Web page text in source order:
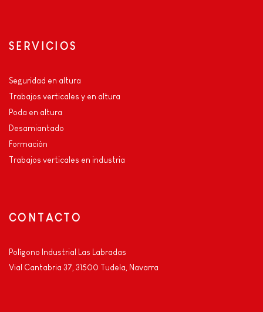
SERVICIOS
Seguridad en altura
Trabajos verticales y en altura
Poda en altura
Desamiantado
Formación
Trabajos verticales en industria
CONTACTO
Polígono Industrial Las Labradas
Vial Cantabria 37, 31500 Tudela, Navarra